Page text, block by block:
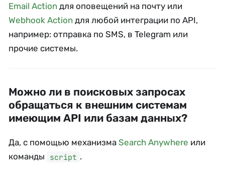
Email Action для оповещений на почту или
Webhook Action для любой интеграции по API,
например: отправка по SMS, в Telegram или
прочие системы.
Можно ли в поисковых запросах
обращаться к внешним системам
имеющим API или базам данных?
Да, с помощью механизма Search Anywhere или
команды
script .